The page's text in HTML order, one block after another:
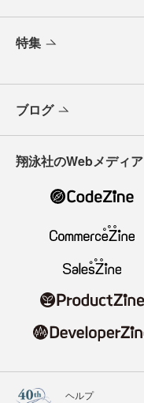
特集
ブログ
翔泳社のWebメディア
ヘルプ